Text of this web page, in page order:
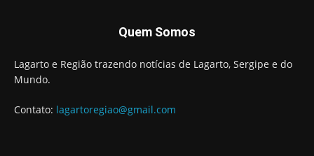
Quem Somos
Lagarto e Região trazendo notícias de Lagarto, Sergipe e do
Mundo.
Contato: lagartoregiao@gmail.com